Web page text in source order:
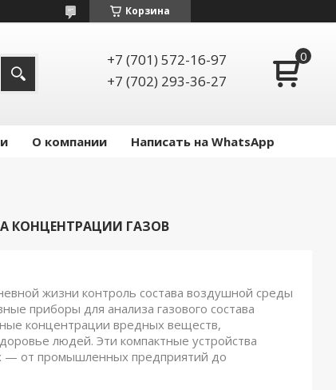
Корзина
+7 (701) 572-16-97
+7 (702) 293-36-27
О компании Написать на WhatsApp
КОНЦЕНТРАЦИИ ГАЗОВ
жизни контроль состава воздушной среды
приборы для анализа газового состава
концентрации вредных веществ,
людей. Эти компактные устройства
— от промышленных предприятий до